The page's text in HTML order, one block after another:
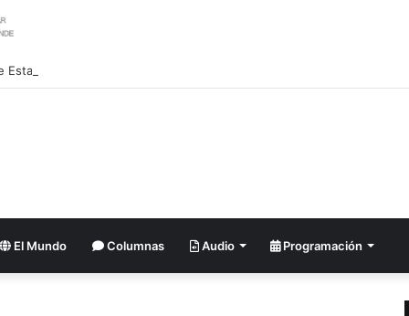
Estado inspecciona labores de recuperación de la Escuela Naval en
El Mundo Columnas Audio Programación